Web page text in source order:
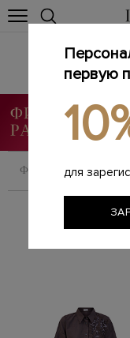
Главная /
ФИЛЬТРОВАТЬ
первую
для